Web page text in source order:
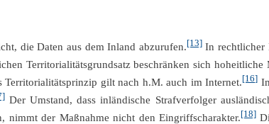
die Daten aus dem Inland abzurufen.[13]In rechtlicher
Territorialitätsgrundsatz beschränken sich hoheitliche
Territorialitätsprinzip gilt nach h.M. auch im Internet.[16]
Der Umstand, dass inländische Strafverfolger
nimmt der Maßnahme nicht den Eingriffscharakter.[18]